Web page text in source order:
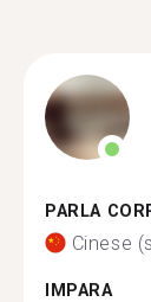
PARLA
Cinese
IMPARA